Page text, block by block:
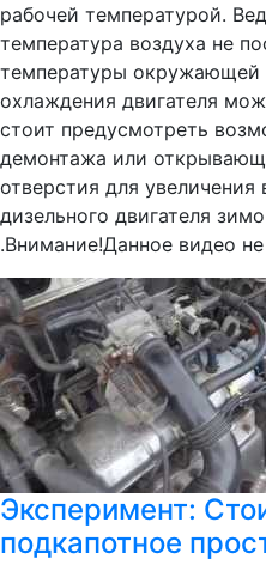
рабочей температурой.
температура воздуха не
температуры окружающей
охлаждения двигателя
стоит предусмотреть
демонтажа или
отверстия для увеличения
дизельного двигателя
.Внимание!Данное видео
Эксперимент:
подкапотное